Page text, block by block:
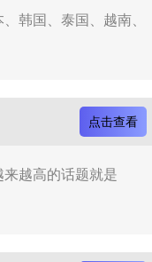
韩国、泰国、越南、
点击查看
越高的话题就是